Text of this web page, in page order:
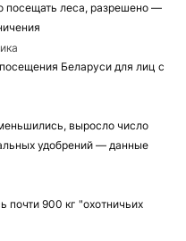
посещать леса, разрешено —
Беларуси для лиц с
выросло число
удобрений — данные
почти 900 кг "охотничьих